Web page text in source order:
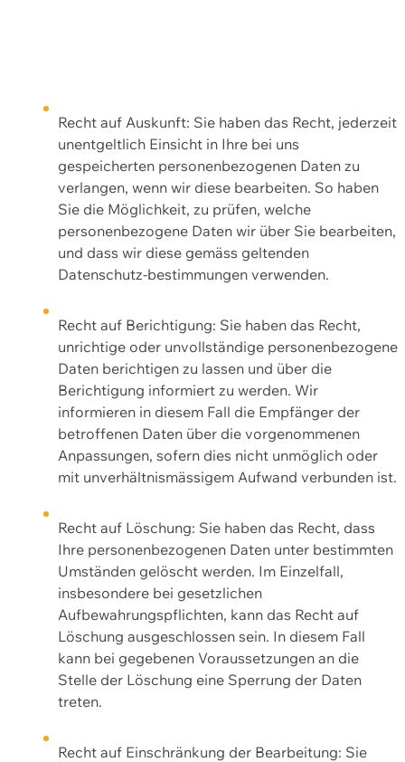
Recht auf Auskunft: Sie haben das Recht, jederzeit
unentgeltlich Einsicht in Ihre bei uns
gespeicherten personenbezogenen Daten zu
verlangen, wenn wir diese bearbeiten. So haben
Sie die Möglichkeit, zu prüfen, welche
personenbezogene Daten wir über Sie bearbeiten,
und dass wir diese gemäss geltenden
Datenschutz-bestimmungen verwenden.
Recht auf Berichtigung: Sie haben das Recht,
unrichtige oder unvollständige personenbezogene
Daten berichtigen zu lassen und über die
Berichtigung informiert zu werden. Wir
informieren in diesem Fall die Empfänger der
betroffenen Daten über die vorgenommenen
Anpassungen, sofern dies nicht unmöglich oder
mit unverhältnismässigem Aufwand verbunden ist.
Recht auf Löschung: Sie haben das Recht, dass
Ihre personenbezogenen Daten unter bestimmten
Umständen gelöscht werden. Im Einzelfall,
insbesondere bei gesetzlichen
Aufbewahrungspflichten, kann das Recht auf
Löschung ausgeschlossen sein. In diesem Fall
kann bei gegebenen Voraussetzungen an die
Stelle der Löschung eine Sperrung der Daten
treten.
Recht auf Einschränkung der Bearbeitung: Sie